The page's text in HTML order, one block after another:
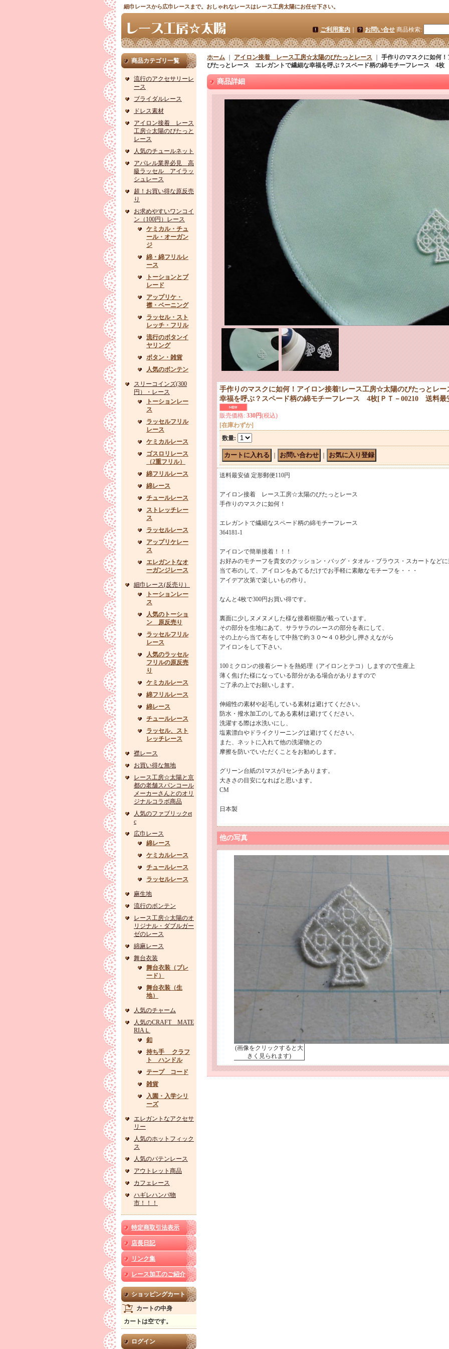
細巾レースから広巾レースまで。おしゃれなレースはレース工房太陽にお任せ下さい。
ご利用案内 お問い合せ 商品検索:
商品カテゴリ一覧
流行のアクセサリーレ
ース
ブライダルレース
ドレス素材
アイロン接着 レース
工房☆太陽のぴたっと
レース
人気のチュールネット
アパレル業界必見 高
級ラッセル アイラッ
シュレース
超！お買い得な原反売
り
お求めやすいワンコイ
ン（100円）レース
ケミカル・チュ
ール・オーガン
ジ
綿・綿フリルレ
ース
トーションとブ
レード
アップリケ・
襟・ベーニング
ラッセル・スト
レッチ・フリル
流行のボタンイ
ヤリング
ボタン・雑貨
人気のボンテン
スリーコインズ(300
円）・レース
トーションレー
ス
ラッセルフリル
レース
ケミカルレース
ゴスロリレース
（2重フリル）
綿フリルレース
綿レース
チュールレース
ストレッチレー
ス
ラッセルレース
アップリケレー
ス
エレガントなオ
ーガンジレース
細巾レース(反売り）
トーションレー
ス
人気のトーショ
ン 原反売り
ラッセルフリル
レース
人気のラッセル
フリルの原反売
り
ケミカルレース
綿フリルレース
綿レース
チュールレース
ラッセル、スト
レッチレース
襟レース
お買い得な無地
レース工房☆太陽と京
都の老舗スパンコール
メーカーさんとのオリ
ジナルコラボ商品
人気のファブリックet
c
広巾レース
綿レース
ケミカルレース
チュールレース
ラッセルレース
麻生地
流行のボンテン
レース工房☆太陽のオ
リジナル・ダブルガー
ゼのレース
綿麻レース
舞台衣装
舞台衣装（ブレ
ード）
舞台衣装（生
地）
人気のチャーム
人気のCRAFT MATE
RIAＬ
釦
持ち手 クラフ
ト ハンドル
テープ コード
雑貨
入園・入学シリ
ーズ
エレガントなアクセサ
リー
人気のホットフィック
ス
人気のバテンレース
アウトレット商品
カフェレース
ハギレハンパ物
市！！！
特定商取引法表示
店長日記
リンク集
レース加工のご紹介
ショッピングカート
カートの中身
カートは空です。
ログイン
ホーム アイロン接着 レース工房☆太陽のぴたっとレース
手作りのマスクに如何
ぴたっとレース エレガントで繊細な幸福を呼ぶ？スペード柄の綿モチーフレース 4枚
商品詳細
手作りのマスクに如何！アイロン接着!レース工房☆太陽のぴたっとレ
幸福を呼ぶ？スペード柄の綿モチーフレース 4枚[ ＰＴ－00210 送料最
販売価格: 330円(税込)
[在庫わずか]
数量:
送料最安値 定形郵便110円
アイロン接着 レース工房☆太陽のぴたっとレース
手作りのマスクに如何！
エレガントで繊細なスペード柄の綿モチーフレース
364181-1
アイロンで簡単接着！！！
お好みのモチーフを貴女のクッション・バッグ・タオル・ブラウス・スカートなど
当て布のして、アイロンをあてるだけでお手軽に素敵なモチーフを・・・
アイデア次第で楽しいもの作り。
なんと4枚で300円お買い得です。
裏面に少しヌメヌメした様な接着樹脂が載っています。
その部分を生地にあて、サラサラのレースの部分を表にして、
その上から当て布をして中熱で約３０〜４０秒少し押さえながら
アイロンをして下さい。
100ミクロンの接着シートを熱処理（アイロンとテコ）しますので生産上
薄く焦げた様になっている部分がある場合がありますので
ご了承の上でお願いします。
伸縮性の素材や起毛している素材は避けてください。
防水・撥水加工のしてある素材は避けてください。
洗濯する際は水洗いにし、
塩素漂白やドライクリーニングは避けてください。
また、ネットに入れて他の洗濯物との
摩擦を防いでいただくことをお勧めします。
グリーン台紙の1マスが1センチあります。
大きさの目安になればと思います。
CM
日本製
他の写真
(画像をクリックすると大
きく見られます)